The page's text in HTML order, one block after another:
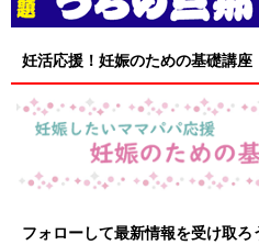
妊活応援！妊娠のための基礎講座
フォローして最新情報を受け取ろ